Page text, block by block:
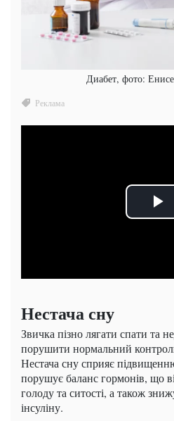
Диабет, фото:
Нестача сну
Звичка пізно лягати спати та
порушити нормальний
Нестача сну сприяє
порушує баланс гормонів, що
голоду та ситості, а також
інсуліну.